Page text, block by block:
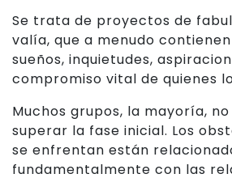
Se trata de proyectos de
valía, que a menudo
sueños, inquietudes,
compromiso vital de quienes
Muchos grupos, la mayoría,
superar la fase inicial. Los
se enfrentan están
fundamentalmente con las